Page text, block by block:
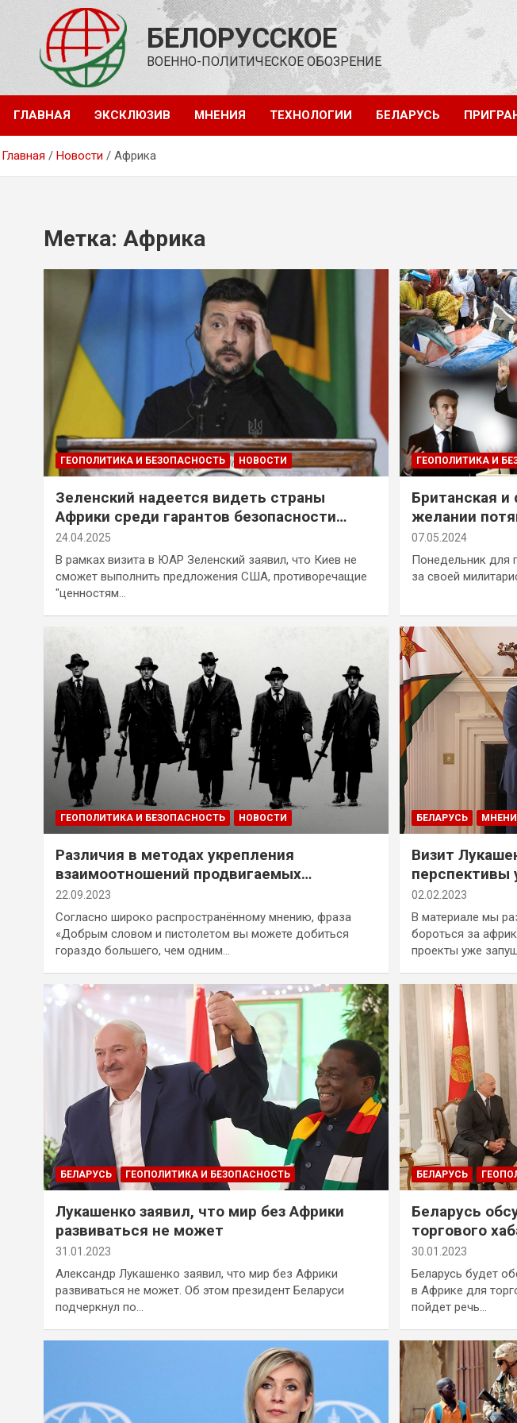
содержимому
БЕЛОРУССКОЕ
ВОЕННО-ПОЛИТИЧЕСКОЕ ОБОЗРЕНИЕ
ГЛАВНАЯ ЭКСКЛЮЗИВ МНЕНИЯ ТЕХНОЛОГИИ БЕЛАРУСЬ
Главная Новости Африка
Метка: Африка
ГЕОПОЛИТИКА И БЕЗОПАСНОСТЬ НОВОСТИ
Зеленский надеется видеть страны
Африки среди гарантов безопасности
Украины
24.04.2025
В рамках визита в ЮАР Зеленский заявил, что Киев не
сможет выполнить предложения США, противоречащие
"ценностям…
ГЕОПОЛИТИКА И
Британская и
желании
про свой
07.05.2024
Понедельник для
за своей
ГЕОПОЛИТИКА И БЕЗОПАСНОСТЬ НОВОСТИ
Различия в методах укрепления
взаимоотношений продвигаемых
Беларусью и коллективным Западом
22.09.2023
Согласно широко распространённому мнению, фраза
«Добрым словом и пистолетом вы можете добиться
гораздо большего, чем одним…
БЕЛАРУСЬ
Визит
перспективы
02.02.2023
В материале мы
бороться за
проекты уже
БЕЛАРУСЬ ГЕОПОЛИТИКА И БЕЗОПАСНОСТЬ
Лукашенко заявил, что мир без Африки
развиваться не может
31.01.2023
Александр Лукашенко заявил, что мир без Африки
развиваться не может. Об этом президент Беларуси
подчеркнул по…
БЕЛАРУСЬ
Беларусь
торгового
30.01.2023
Беларусь будет
в Африке для
пойдет речь…